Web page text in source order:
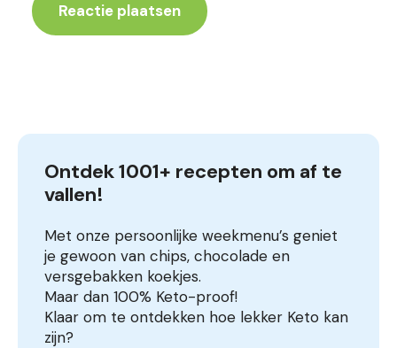
Ontdek 1001+ recepten om af te
vallen!
Met onze persoonlijke weekmenu’s geniet
je gewoon van chips, chocolade en
versgebakken koekjes.
Maar dan 100% Keto-proof!
Klaar om te ontdekken hoe lekker Keto kan
zijn?